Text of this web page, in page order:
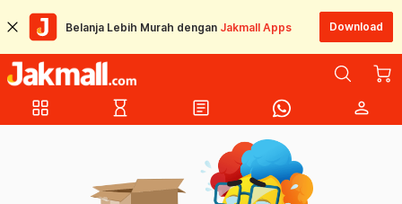
Belanja Lebih Murah dengan Jakmall Apps Download
grid_view hourglass_empty article person